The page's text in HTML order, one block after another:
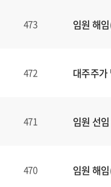
473 임원 해
472 대주주가
471 임원 선
470 임원 해